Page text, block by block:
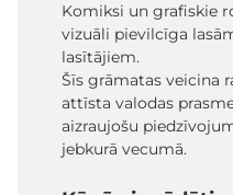
Komiksi un grafiskie
vizuāli pievilcīga
lasītājiem.
Šīs grāmatas veicina
attīsta valodas
aizraujošu
jebkurā vecumā.